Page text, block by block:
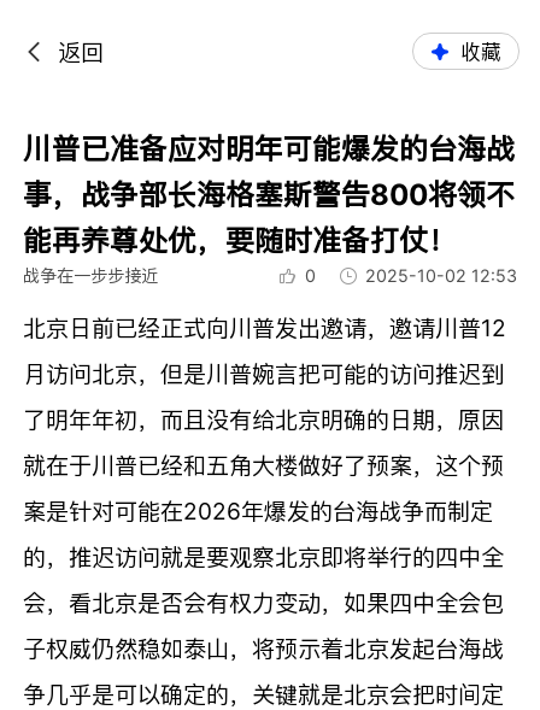
返回 收藏
川普已准备应对明年可能爆发的台海战
事，战争部长海格塞斯警告800将领不
能再养尊处优，要随时准备打仗！
战争在一步步接近 0 2025-10-02 12:53
北京日前已经正式向川普发出邀请，邀请川普12
月访问北京，但是川普婉言把可能的访问推迟到
了明年年初，而且没有给北京明确的日期，原因
就在于川普已经和五角大楼做好了预案，这个预
案是针对可能在2026年爆发的台海战争而制定
的，推迟访问就是要观察北京即将举行的四中全
会，看北京是否会有权力变动，如果四中全会包
子权威仍然稳如泰山，将预示着北京发起台海战
争几乎是可以确定的，关键就是北京会把时间定